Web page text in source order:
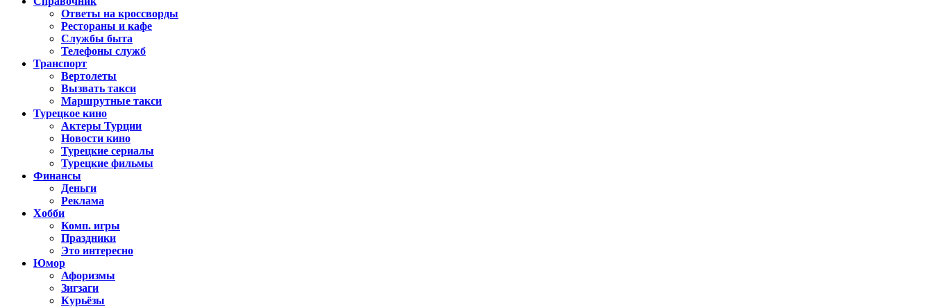
Ответы на кроссворды
Рестораны и кафе
Службы быта
Телефоны служб
Транспорт
Вертолеты
Вызвать такси
Маршрутные такси
Турецкое кино
Актеры Турции
Новости кино
Турецкие сериалы
Турецкие фильмы
Финансы
Деньги
Реклама
Хобби
Комп. игры
Праздники
Это интересно
Юмор
Афоризмы
Зигзаги
Курьёзы